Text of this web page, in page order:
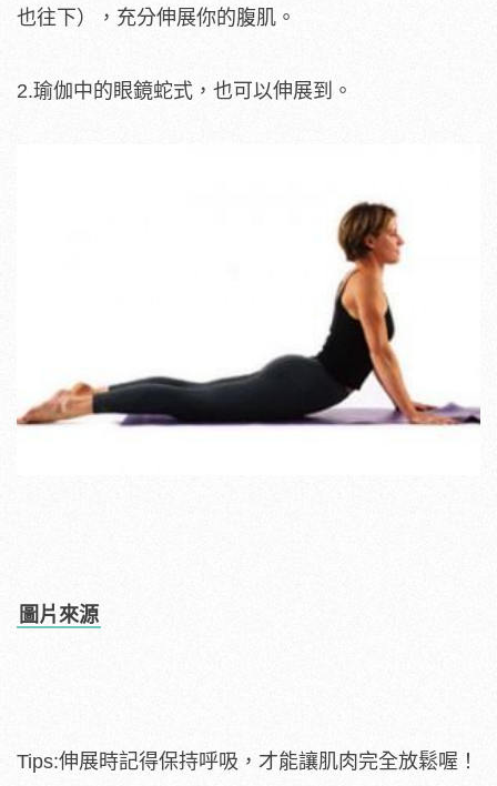
也往下），充分伸展你的腹肌。
2.瑜伽中的眼鏡蛇式，也可以伸展到。
圖片來源
Tips:伸展時記得保持呼吸，才能讓肌肉完全放鬆喔！